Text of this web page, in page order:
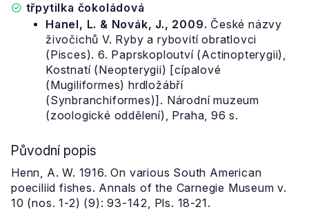
třpytilka čokoládová
Hanel, L. & Novák, J., 2009. České názvy
živočichů V. Ryby a rybovití obratlovci
(Pisces). 6. Paprskoploutví (Actinopterygii),
Kostnatí (Neopterygii) [cípalové
(Mugiliformes) hrdložábří
(Synbranchiformes)]. Národní muzeum
(zoologické oddělení), Praha, 96 s.
Původní popis
Henn, A. W. 1916. On various South American
poeciliid fishes. Annals of the Carnegie Museum v.
10 (nos. 1-2) (9): 93-142, Pls. 18-21.